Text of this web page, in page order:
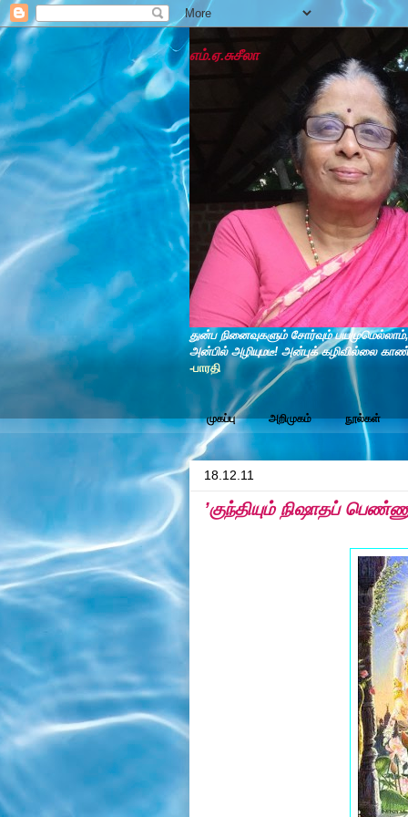
எம்.ஏ.சுசீலா
துன்ப நினைவுகளும் சோர்வும் பயமுமெல்லாம்,
அன்பில் அழியுமடீ! அன்புக் கழிவில்லை காண்
-பாரதி
முகப்பு அறிமுகம் நூல்கள்
18.12.11
’குந்தியும் நிஷாதப்